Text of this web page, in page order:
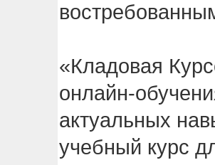
«Кладовая
онлайн-
актуальных
учебный курс